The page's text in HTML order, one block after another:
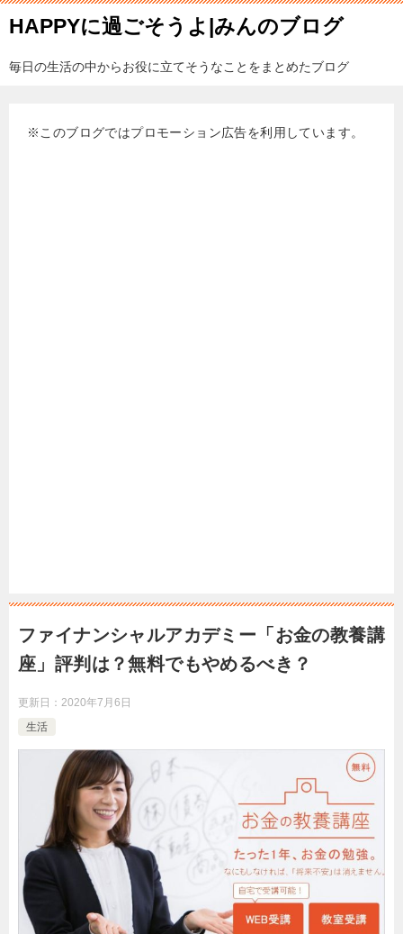
HAPPYに過ごそうよ|みんのブログ
毎日の生活の中からお役に立てそうなことをまとめたブログ
※このブログではプロモーション広告を利用しています。
ファイナンシャルアカデミー「お金の教養講
座」評判は？無料でもやめるべき？
更新日： 2020年7月6日
生活